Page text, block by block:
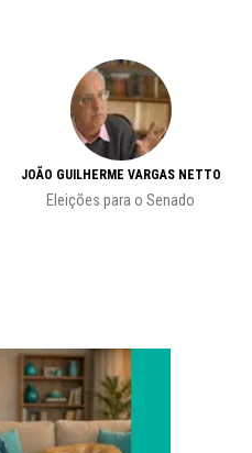
JOÃO GUILHERME VARGAS NETTO
Eleições para o Senado